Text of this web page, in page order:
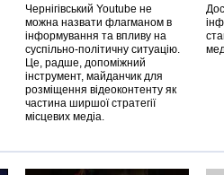
Чернігівський Youtube не
можна назвати флагманом в
інформування та впливу на
суспільно-політичну ситуацію.
Це, радше, допоміжний
інструмент, майданчик для
розміщення відеоконтенту як
частина ширшої стратегії
місцевих медіа.